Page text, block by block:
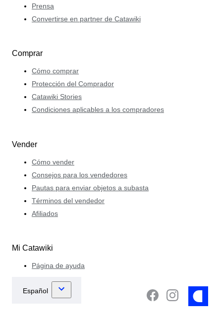
Prensa
Convertirse en partner de Catawiki
Comprar
Cómo comprar
Protección del Comprador
Catawiki Stories
Condiciones aplicables a los compradores
Vender
Cómo vender
Consejos para los vendedores
Pautas para enviar objetos a subasta
Términos del vendedor
Afiliados
Mi Catawiki
Página de ayuda